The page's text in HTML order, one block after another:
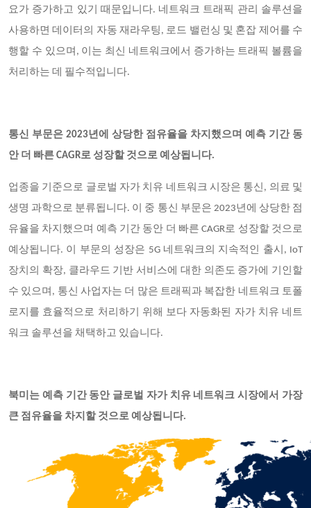
요가 증가하고 있기 때문입니다. 네트워크 트래픽 관리 솔루션을
사용하면 데이터의 자동 재라우팅, 로드 밸런싱 및 혼잡 제어를 수
행할 수 있으며, 이는 최신 네트워크에서 증가하는 트래픽 볼륨을
처리하는 데 필수적입니다.
통신 부문은 2023년에 상당한 점유율을 차지했으며 예측 기간 동
안 더 빠른 CAGR로 성장할 것으로 예상됩니다.
업종을 기준으로 글로벌 자가 치유 네트워크 시장은 통신, 의료 및
생명 과학으로 분류됩니다. 이 중 통신 부문은 2023년에 상당한 점
유율을 차지했으며 예측 기간 동안 더 빠른 CAGR로 성장할 것으로
예상됩니다. 이 부문의 성장은 5G 네트워크의 지속적인 출시, IoT
장치의 확장, 클라우드 기반 서비스에 대한 의존도 증가에 기인할
수 있으며, 통신 사업자는 더 많은 트래픽과 복잡한 네트워크 토폴
로지를 효율적으로 처리하기 위해 보다 자동화된 자가 치유 네트
워크 솔루션을 채택하고 있습니다.
북미는 예측 기간 동안 글로벌 자가 치유 네트워크 시장에서 가장
큰 점유율을 차지할 것으로 예상됩니다.